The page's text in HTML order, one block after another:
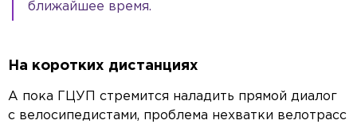
ближайшее время.
На коротких дистанциях
А пока ГЦУП стремится наладить прямой диалог
с велосипедистами, проблема нехватки велотрасс